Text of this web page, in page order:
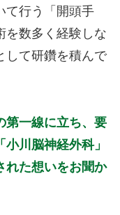
て行う「開頭手
を数多く経験しな
して研鑽を積んで
第一線に立ち、要
川脳神経外科」
れた想いをお聞か